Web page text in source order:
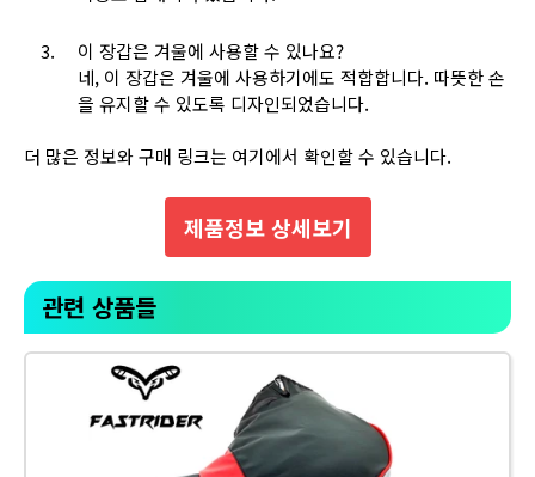
이 장갑은 겨울에 사용할 수 있나요?
네, 이 장갑은 겨울에 사용하기에도 적합합니다. 따뜻한 손
을 유지할 수 있도록 디자인되었습니다.
더 많은 정보와 구매 링크는 여기에서 확인할 수 있습니다.
제품정보 상세보기
관련 상품들